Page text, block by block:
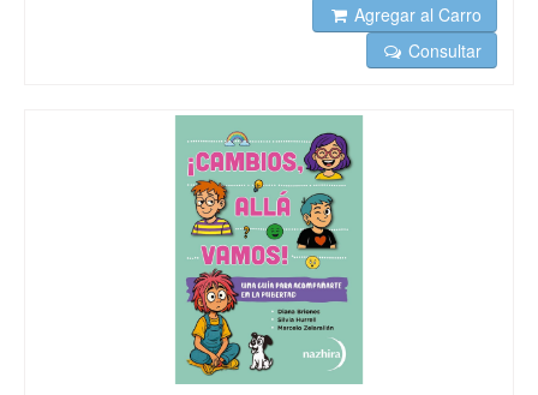
Agregar al Carro
Consultar